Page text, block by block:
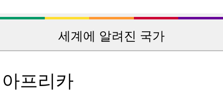
세계에 알려진 국가
아프리카